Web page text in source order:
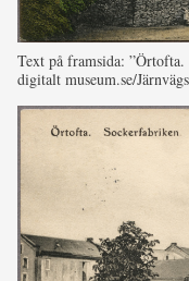
Text på framsida:
digitalt museum.se/